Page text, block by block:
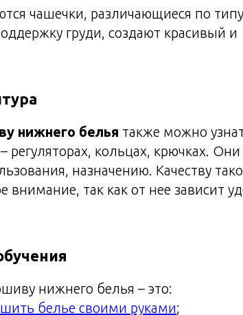
чашечки, различающиеся по
груди, создают красивый и
нижнего белья также можно
регуляторах, кольцах, крючках.
назначению. Качеству
так как от нее зависит
нижнего белья – это:
шить белье своими руками;